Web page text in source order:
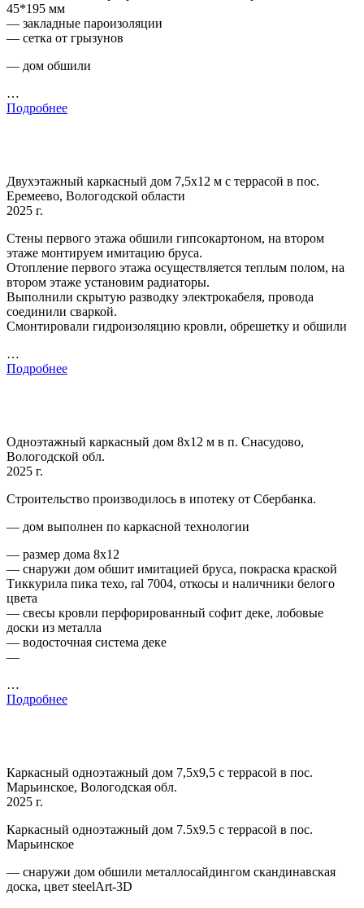
45*195 мм
— закладные пароизоляции
— сетка от грызунов
— дом обшили
…
Подробнее
Двухэтажный каркасный дом 7,5х12 м с террасой в пос.
Еремеево, Вологодской области
2025 г.
Стены первого этажа обшили гипсокартоном, на втором
этаже монтируем имитацию бруса.
Отопление первого этажа осуществляется теплым полом, на
втором этаже установим радиаторы.
Выполнили скрытую разводку электрокабеля, провода
соединили сваркой.
Смонтировали гидроизоляцию кровли, обрешетку и обшили
…
Подробнее
Одноэтажный каркасный дом 8х12 м в п. Снасудово,
Вологодской обл.
2025 г.
Строительство производилось в ипотеку от Сбербанка.
— дом выполнен по каркасной технологии
— размер дома 8х12
— снаружи дом обшит имитацией бруса, покраска краской
Тиккурила пика техо, ral 7004, откосы и наличники белого
цвета
— свесы кровли перфорированный софит деке, лобовые
доски из металла
— водосточная система деке
—
…
Подробнее
Каркасный одноэтажный дом 7,5х9,5 с террасой в пос.
Марьинское, Вологодская обл.
2025 г.
Каркасный одноэтажный дом 7.5х9.5 с террасой в пос.
Марьинское
— снаружи дом обшили металлосайдингом скандинавская
доска, цвет steelArt-3D